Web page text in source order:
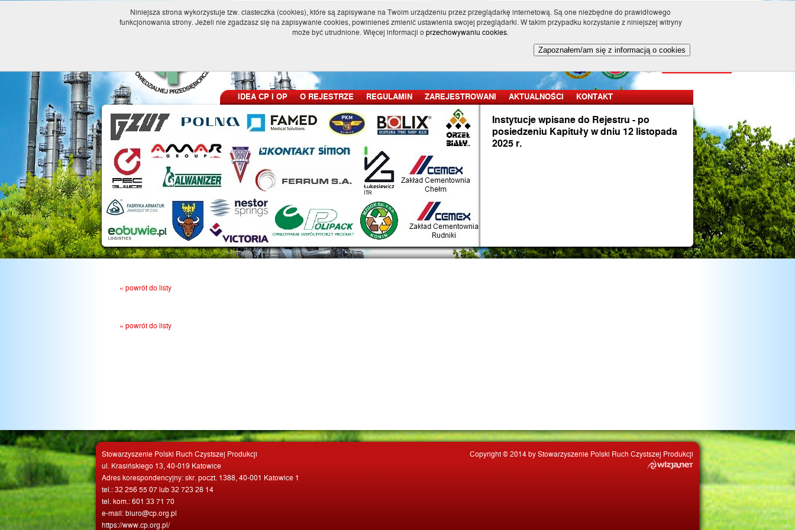
Niniejsza strona wykorzystuje tzw. ciasteczka (cookies), które są zapisywane na Twoim urządzeniu przez przeglądarkę internetową. Są one niezbędne do prawidłowego
funkcjonowania strony. Jeżeli nie zgadzasz się na zapisywanie cookies, powinieneś zmienić ustawienia swojej przeglądarki. W takim przypadku korzystanie z niniejszej witryny
może być utrudnione. Więcej informacji o przechowywaniu cookies
Zapoznałem/am się z informacją o cookies
POLSKI REJESTR CZYSTSZEJ PRODUKCJI
I ODPOWIEDZIALNEJ PRZEDSIĘBIORCZOŚCI
IDEA CP I OP O REJESTRZE REGULAMIN
W skrócie
Pełny regulamin
ZAREJESTROWANI
Aktualna lista Zarejestrowanych
Aktualna mapa Zarejestrowanych
Poprzednie edycje
Jak czytać Karty Raportów CP i
OP
Zgłoszenia
AKTUALNOŚCI KONTAKT
Instytucje wpisane do Rejestru - po
posiedzeniu Kapituły w dniu 12 listopada
2025 r.
« powrót do listy
« powrót do listy
Copyright © 2014 by Stowarzyszenie Polski Ruch Czystszej Produkcji
Stowarzyszenie Polski Ruch Czystszej Produkcji
ul. Krasińskiego 13, 40-019 Katowice
Adres korespondencyjny: skr. poczt. 1388, 40-001 Katowice 1
tel.: 32 256 55 07 lub 32 723 28 14
tel. kom.: 601 33 71 70
e-mail: biuro@cp.org.pl
https://www.cp.org.pl/